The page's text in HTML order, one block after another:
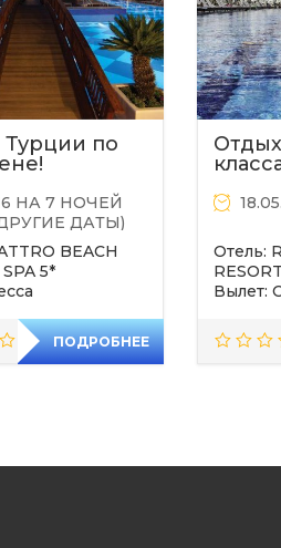
Турции по
НА 7 НОЧЕЙ
ДАТЫ)
BEACH
5*
ПОДРОБНЕЕ
Отель:
Вылет: